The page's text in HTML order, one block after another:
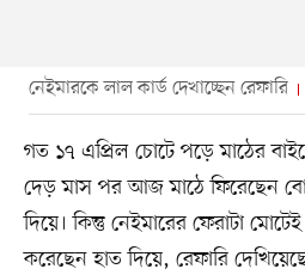
নেইমারকে লাল কার্ড দেখাচ্ছেন রেফারি
গত ১৭ এপ্রিল চোটে পড়ে মাঠের
দেড় মাস পর আজ মাঠে ফিরেছেন
দিয়ে। কিন্তু নেইমারের ফেরাটা
করেছেন হাত দিয়ে, রেফারি